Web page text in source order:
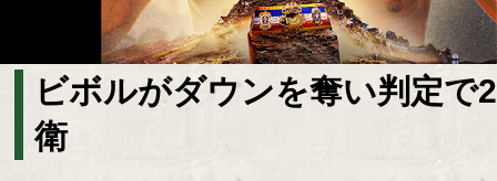
ビボルがダウンを奪い判定で
衛